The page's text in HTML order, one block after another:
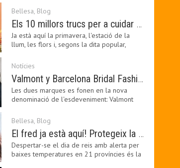
Bellesa, Blog
Els 10 millors trucs per a cuidar de la pell a la primavera
Ja està aquí la primavera, l'estació de la
llum, les flors i, segons la dita popular,
Notícies
Valmont y Barcelona Bridal Fashion Week s’uneixen per donar impuls a la creativitat, la innovació i el disseny de la moda nupcial
Les dues marques es fonen en la nova
denominació de l'esdeveniment: Valmont
Bellesa, Blog
El fred ja està aquí! Protegeix la teva pell amb els nostres consells i propostes
Despertar-se el dia de reis amb alerta per
baixes temperatures en 21 províncies és la